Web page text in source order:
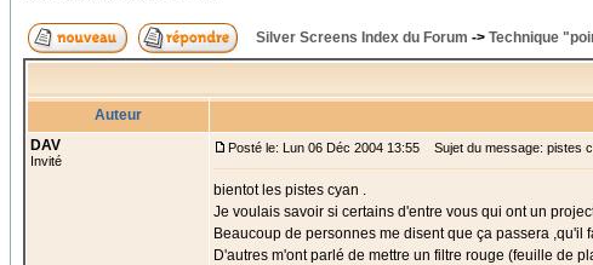
Silver Screens Index du Forum -> Technique
Auteur
DAV
Invité
Posté le: Lun 06 Déc 2004 13:55 Sujet du message: pistes
bientot les pistes cyan .
Je voulais savoir si certains d'entre vous qui ont un
Beaucoup de personnes me disent que ça passera
D'autres m'ont parlé de mettre un filtre rouge (feuille de